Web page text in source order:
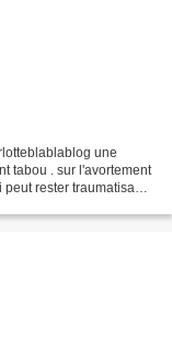
une
tabou . sur l'avortement
rester traumatisant.